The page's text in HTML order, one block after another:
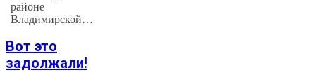
районе
Владимирской…
Вот это
задолжали!